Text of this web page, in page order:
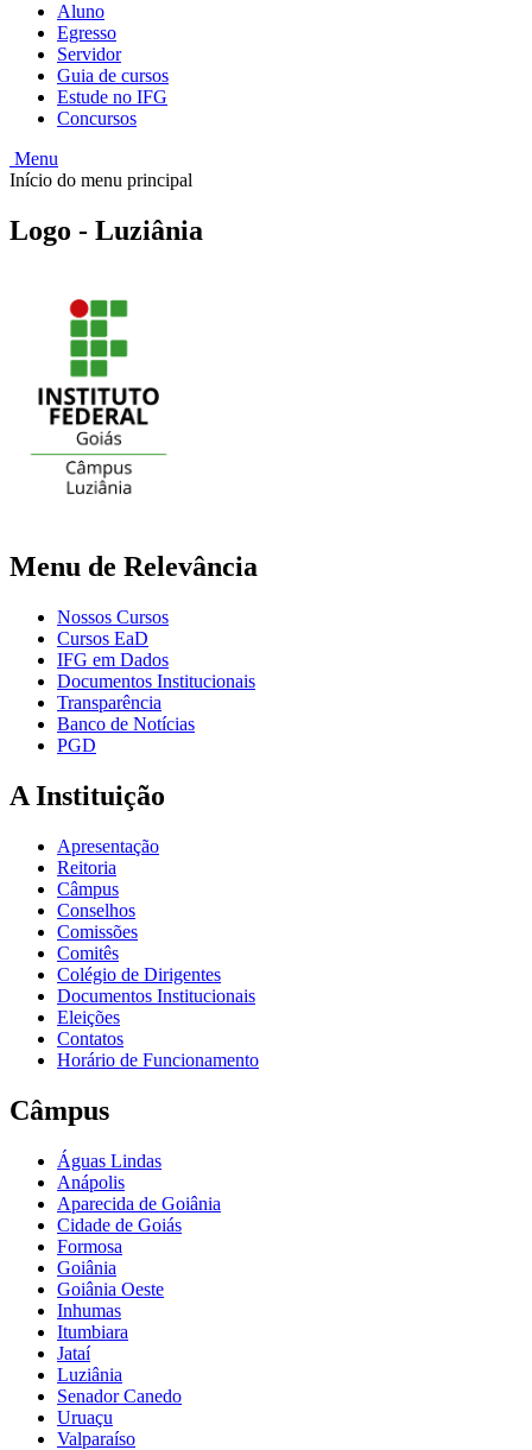
Aluno
Egresso
Servidor
Guia de cursos
Estude no IFG
Concursos
Menu
Início do menu principal
Logo - Luziânia
Menu de Relevância
Nossos Cursos
Cursos EaD
IFG em Dados
Documentos Institucionais
Transparência
Banco de Notícias
PGD
A Instituição
Apresentação
Reitoria
Câmpus
Conselhos
Comissões
Comitês
Colégio de Dirigentes
Documentos Institucionais
Eleições
Contatos
Horário de Funcionamento
Câmpus
Águas Lindas
Anápolis
Aparecida de Goiânia
Cidade de Goiás
Formosa
Goiânia
Goiânia Oeste
Inhumas
Itumbiara
Jataí
Luziânia
Senador Canedo
Uruaçu
Valparaíso